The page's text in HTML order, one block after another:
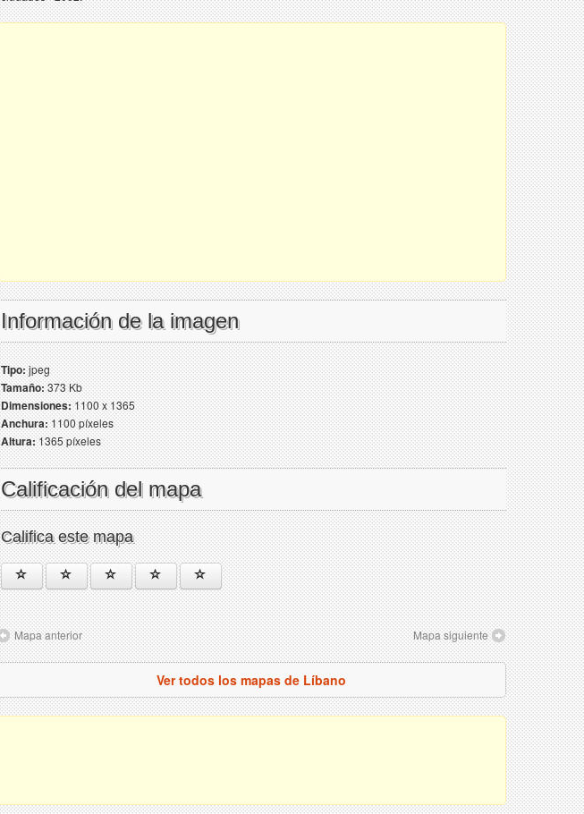
Información de la imagen
Tipo:jpeg
Tamaño:373 Kb
Dimensiones:1100 x 1365
Anchura:1100 píxeles
Altura:1365 píxeles
Calificación del mapa
Califica este mapa
Mapa anterior Mapa siguiente
Ver todos los mapas de Líbano